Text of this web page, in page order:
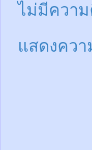
ไม่มีควา
แสดงคว